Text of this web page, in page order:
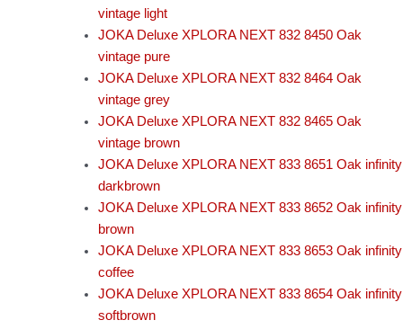
vintage light
JOKA Deluxe XPLORA NEXT 832 8450 Oak
vintage pure
JOKA Deluxe XPLORA NEXT 832 8464 Oak
vintage grey
JOKA Deluxe XPLORA NEXT 832 8465 Oak
vintage brown
JOKA Deluxe XPLORA NEXT 833 8651 Oak infinity
darkbrown
JOKA Deluxe XPLORA NEXT 833 8652 Oak infinity
brown
JOKA Deluxe XPLORA NEXT 833 8653 Oak infinity
coffee
JOKA Deluxe XPLORA NEXT 833 8654 Oak infinity
softbrown